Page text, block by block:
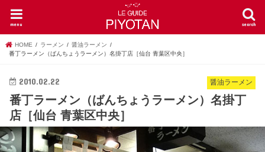
search
menu
HOME ラーメン
醤油ラーメン
番丁ラーメン（ばんちょうラーメン）名掛丁店［仙台 青葉区中央］
醤油ラーメン
2010.02.22
番丁ラーメン（ばんちょうラーメン）名掛丁
店［仙台 青葉区中央］